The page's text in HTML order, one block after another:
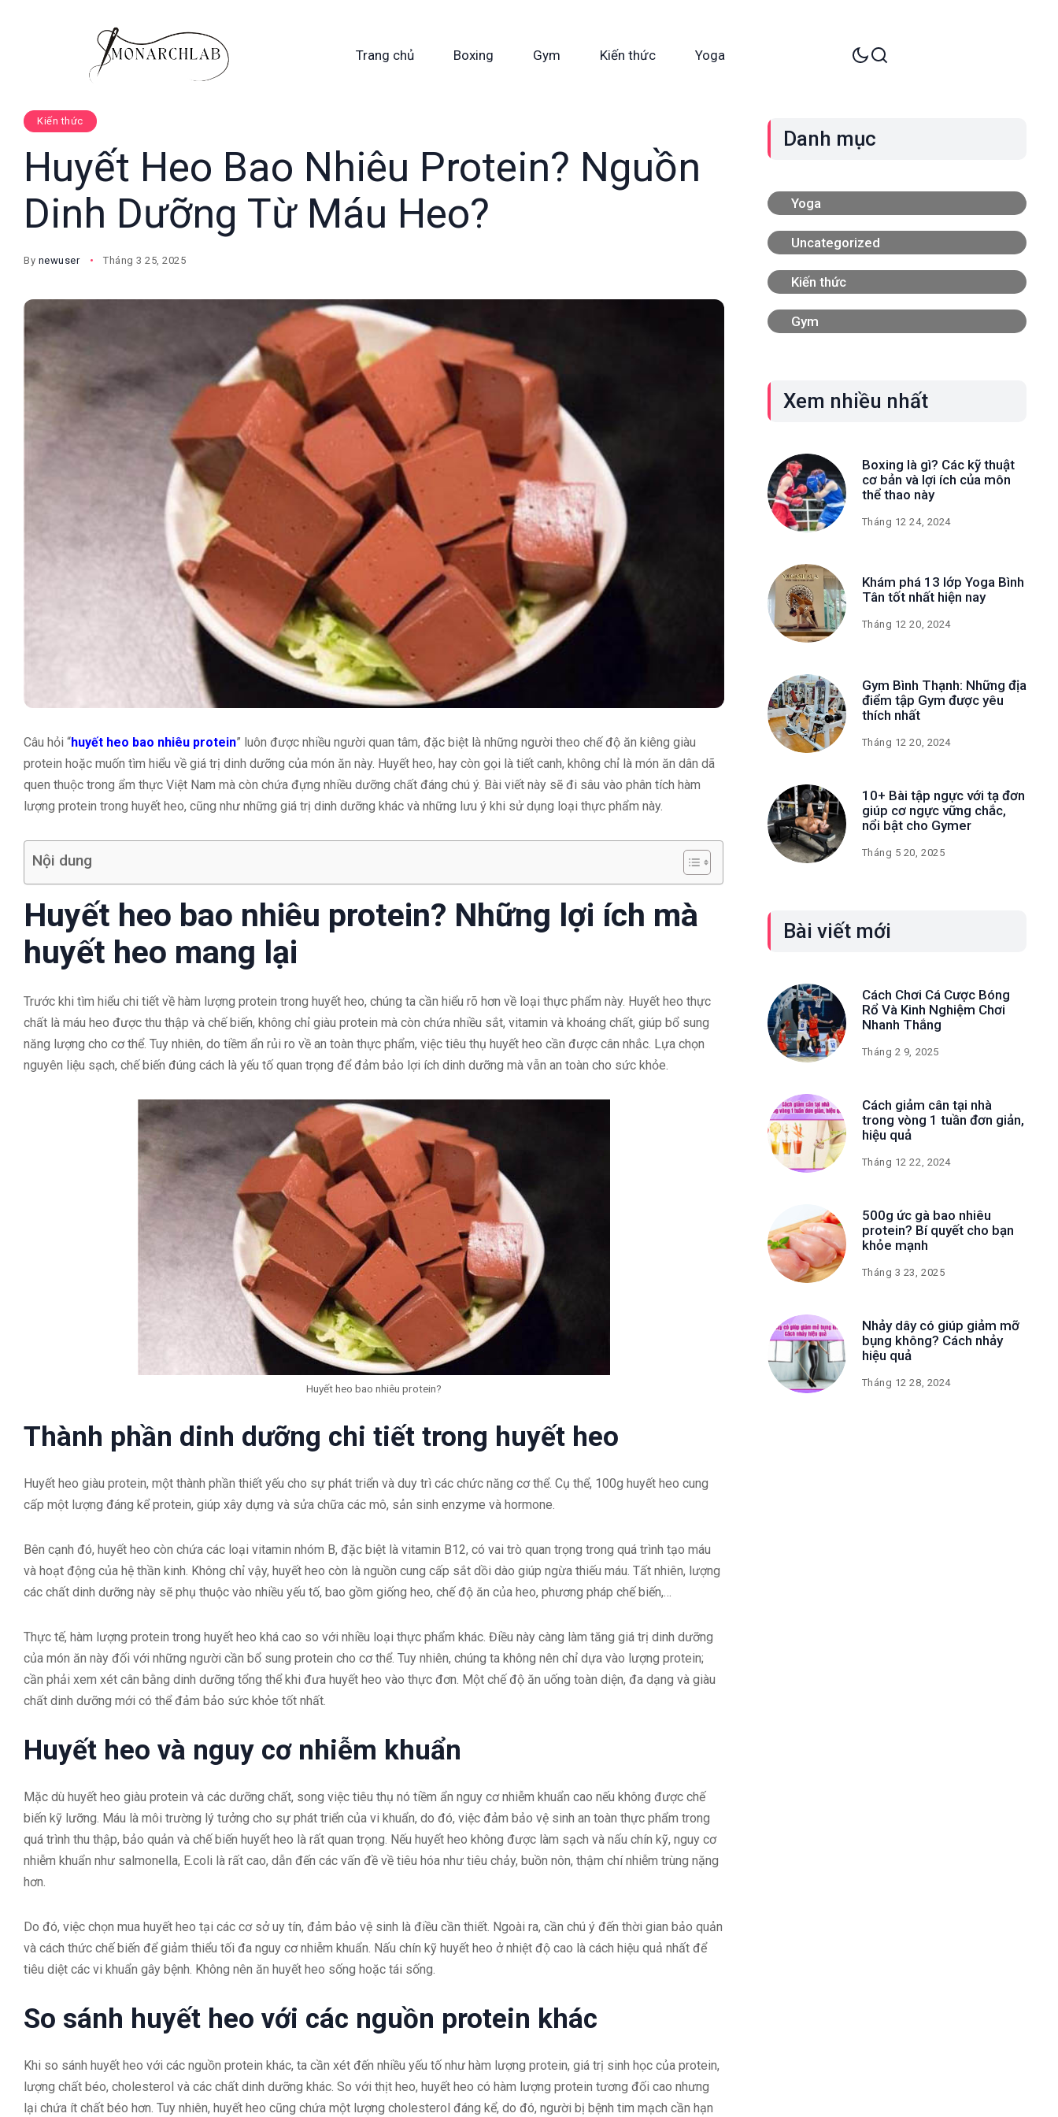
Trang chủ Boxing Gym Kiến thức Yoga
Kiến thức
Huyết Heo Bao Nhiêu Protein? Nguồn
Dinh Dưỡng Từ Máu Heo?
By newuser Tháng 3 25, 2025
Câu hỏi “huyết heo bao nhiêu protein” luôn được nhiều người quan tâm, đặc biệt là những người theo chế độ ăn kiêng giàu
protein hoặc muốn tìm hiểu về giá trị dinh dưỡng của món ăn này. Huyết heo, hay còn gọi là tiết canh, không chỉ là món ăn dân dã
quen thuộc trong ẩm thực Việt Nam mà còn chứa đựng nhiều dưỡng chất đáng chú ý. Bài viết này sẽ đi sâu vào phân tích hàm
lượng protein trong huyết heo, cũng như những giá trị dinh dưỡng khác và những lưu ý khi sử dụng loại thực phẩm này.
Nội dung
Huyết heo bao nhiêu protein? Những lợi ích mà
huyết heo mang lại
Trước khi tìm hiểu chi tiết về hàm lượng protein trong huyết heo, chúng ta cần hiểu rõ hơn về loại thực phẩm này. Huyết heo thực
chất là máu heo được thu thập và chế biến, không chỉ giàu protein mà còn chứa nhiều sắt, vitamin và khoáng chất, giúp bổ sung
năng lượng cho cơ thể. Tuy nhiên, do tiềm ẩn rủi ro về an toàn thực phẩm, việc tiêu thụ huyết heo cần được cân nhắc. Lựa chọn
nguyên liệu sạch, chế biến đúng cách là yếu tố quan trọng để đảm bảo lợi ích dinh dưỡng mà vẫn an toàn cho sức khỏe.
Huyết heo bao nhiêu protein?
Thành phần dinh dưỡng chi tiết trong huyết heo
Huyết heo giàu protein, một thành phần thiết yếu cho sự phát triển và duy trì các chức năng cơ thể. Cụ thể, 100g huyết heo cung
cấp một lượng đáng kể protein, giúp xây dựng và sửa chữa các mô, sản sinh enzyme và hormone.
Bên cạnh đó, huyết heo còn chứa các loại vitamin nhóm B, đặc biệt là vitamin B12, có vai trò quan trọng trong quá trình tạo máu
và hoạt động của hệ thần kinh. Không chỉ vậy, huyết heo còn là nguồn cung cấp sắt dồi dào giúp ngừa thiếu máu. Tất nhiên, lượng
các chất dinh dưỡng này sẽ phụ thuộc vào nhiều yếu tố, bao gồm giống heo, chế độ ăn của heo, phương pháp chế biến,…
Thực tế, hàm lượng protein trong huyết heo khá cao so với nhiều loại thực phẩm khác. Điều này càng làm tăng giá trị dinh dưỡng
của món ăn này đối với những người cần bổ sung protein cho cơ thể. Tuy nhiên, chúng ta không nên chỉ dựa vào lượng protein;
cần phải xem xét cân bằng dinh dưỡng tổng thể khi đưa huyết heo vào thực đơn. Một chế độ ăn uống toàn diện, đa dạng và giàu
chất dinh dưỡng mới có thể đảm bảo sức khỏe tốt nhất.
Huyết heo và nguy cơ nhiễm khuẩn
Mặc dù huyết heo giàu protein và các dưỡng chất, song việc tiêu thụ nó tiềm ẩn nguy cơ nhiễm khuẩn cao nếu không được chế
biến kỹ lưỡng. Máu là môi trường lý tưởng cho sự phát triển của vi khuẩn, do đó, việc đảm bảo vệ sinh an toàn thực phẩm trong
quá trình thu thập, bảo quản và chế biến huyết heo là rất quan trọng. Nếu huyết heo không được làm sạch và nấu chín kỹ, nguy cơ
nhiễm khuẩn như salmonella, E.coli là rất cao, dẫn đến các vấn đề về tiêu hóa như tiêu chảy, buồn nôn, thậm chí nhiễm trùng nặng
hơn.
Do đó, việc chọn mua huyết heo tại các cơ sở uy tín, đảm bảo vệ sinh là điều cần thiết. Ngoài ra, cần chú ý đến thời gian bảo quản
và cách thức chế biến để giảm thiểu tối đa nguy cơ nhiễm khuẩn. Nấu chín kỹ huyết heo ở nhiệt độ cao là cách hiệu quả nhất để
tiêu diệt các vi khuẩn gây bệnh. Không nên ăn huyết heo sống hoặc tái sống.
So sánh huyết heo với các nguồn protein khác
Khi so sánh huyết heo với các nguồn protein khác, ta cần xét đến nhiều yếu tố như hàm lượng protein, giá trị sinh học của protein,
lượng chất béo, cholesterol và các chất dinh dưỡng khác. So với thịt heo, huyết heo có hàm lượng protein tương đối cao nhưng
lại chứa ít chất béo hơn. Tuy nhiên, huyết heo cũng chứa một lượng cholesterol đáng kể, do đó, người bị bệnh tim mạch cần hạn
Danh mục
Yoga
Uncategorized
Kiến thức
Gym
Xem nhiều nhất
Boxing là gì? Các kỹ thuật
cơ bản và lợi ích của môn
thể thao này
Tháng 12 24, 2024
Khám phá 13 lớp Yoga Bình
Tân tốt nhất hiện nay
Tháng 12 20, 2024
Gym Bình Thạnh: Những địa
điểm tập Gym được yêu
thích nhất
Tháng 12 20, 2024
10+ Bài tập ngực với tạ đơn
giúp cơ ngực vững chắc,
nổi bật cho Gymer
Tháng 5 20, 2025
Bài viết mới
Cách Chơi Cá Cược Bóng
Rổ Và Kinh Nghiệm Chơi
Nhanh Thắng
Tháng 2 9, 2025
Cách giảm cân tại nhà
trong vòng 1 tuần đơn giản,
hiệu quả
Tháng 12 22, 2024
500g ức gà bao nhiêu
protein? Bí quyết cho bạn
khỏe mạnh
Tháng 3 23, 2025
Nhảy dây có giúp giảm mỡ
bụng không? Cách nhảy
hiệu quả
Tháng 12 28, 2024